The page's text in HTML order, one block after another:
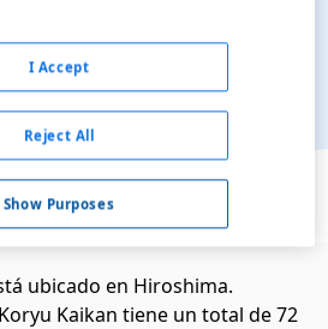
en el mapa
ubicado en Hiroshima.
Kaikan tiene un total de 72
Show Purposes
Reject All
I Accept